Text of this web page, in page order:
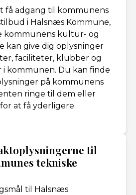
få adgang til kommunens
i Halsnæs Kommune,
kommunens kultur- og
kan give dig oplysninger
faciliteter, klubber og
kommunen. Du kan finde
på kommunens
ringe til dem eller
at få yderligere
til
tekniske
til Halsnæs